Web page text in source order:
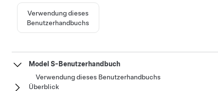
Verwendung dieses
Benutzerhandbuchs
Model S-Benutzerhandbuch
Verwendung dieses Benutzerhandbuchs
Überblick